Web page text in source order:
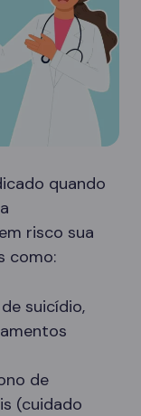
quando
risco sua
como:
suicídio,
de
(cuidado